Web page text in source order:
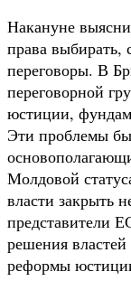
Накануне
права выбирать,
переговоры. В
переговорной
юстиции,
Эти проблемы
Молдовой
власти закрыть
представители
решения
реформы